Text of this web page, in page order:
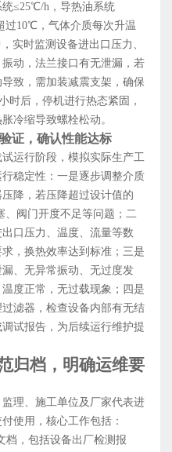
统≤25℃/h，导热油系统
过10℃，气体介质每次升温
实时监测设备进出口压力、
动，法兰接口有无泄漏，若
致，需加装减震支架，确保
时后，停机进行热态紧固，
冷缩导致螺栓松动。
证，确认性能达标
运行阶段，模拟实际生产工
稳定性：一是逐步调整介质
降，若压降超过设计值的
、阀门开度不足等问题；二
口压力、温度、流量等数
，换热效率达到标准；三是
、无异常振动、无过度发
度正常，无过载现象；四是
滤器，检查设备内部有无结
试报告，为后续运行维护提
归档，明确运维要
理、施工单位及厂家代表进
使用，核心工作包括：
档，包括设备出厂检测报